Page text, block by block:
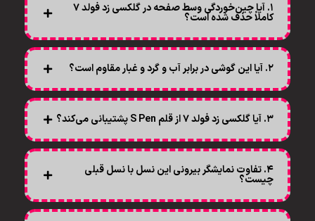
۱. آیا چین‌خوردگی وسط صفحه در گلکسی زد فولد ۷
کاملاً حذف شده است؟
۲. آیا این گوشی در برابر آب و گرد و غبار مقاوم است؟
۳. آیا گلکسی زد فولد ۷ از قلم S Pen پشتیبانی می‌کند؟
۴. تفاوت نمایشگر بیرونی این نسل با نسل قبلی
چیست؟